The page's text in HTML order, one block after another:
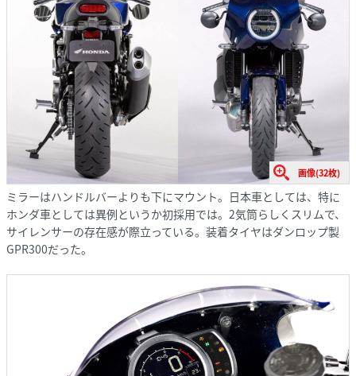
画像(32枚)
ミラーはハンドルバーよりも下にマウント。日本車としては、特に
ホンダ車としては異例というか初採用では。2気筒らしくスリムで、
サイレンサーの存在感が際立っている。装着タイヤはダンロップ製
GPR300だった。